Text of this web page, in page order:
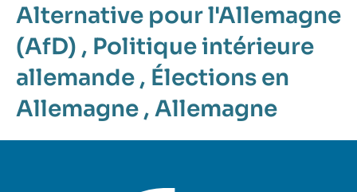
Alternative pour l'Allemagne
(AfD) , Politique intérieure
allemande , Élections en
Allemagne , Allemagne